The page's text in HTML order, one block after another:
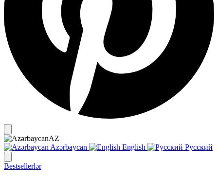
AZ
Azərbaycan
English Русский
Bestsellerlər